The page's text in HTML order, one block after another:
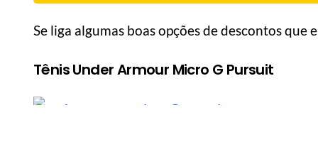
Se liga algumas boas opções de descontos que
Tênis Under Armour Micro G Pursuit